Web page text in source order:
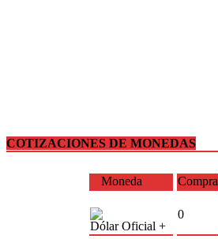
COTIZACIONES DE MONEDAS
Moneda Compra
Dólar Oficial +
0